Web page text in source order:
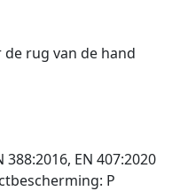
rug van de hand
EN 407:2020
P